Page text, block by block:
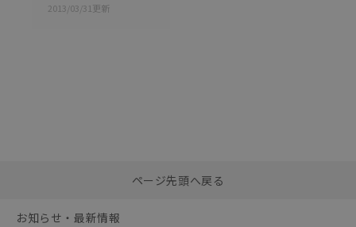
2013/03/31更新
括ダウンロード
ページ先頭へ戻る
お知らせ・最新情報